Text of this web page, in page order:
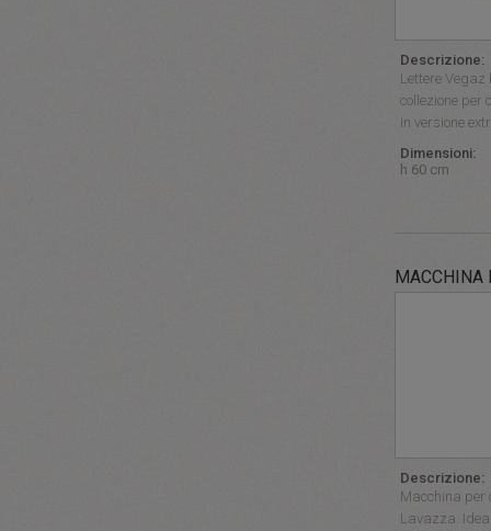
Descrizione:
Lettere Vegaz
collezione per
in versione
Dimensioni:
h 60 cm
MACCHINA
Descrizione:
Macchina per
Lavazza.